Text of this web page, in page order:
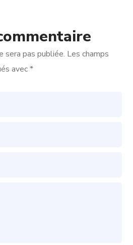
sera pas publiée. Les champs
avec*